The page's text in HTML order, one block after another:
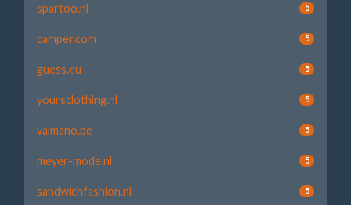
spartoo.nl 5
camper.com 5
guess.eu 5
yoursclothing.nl 5
valmano.be 5
meyer-mode.nl 5
sandwichfashion.nl 5